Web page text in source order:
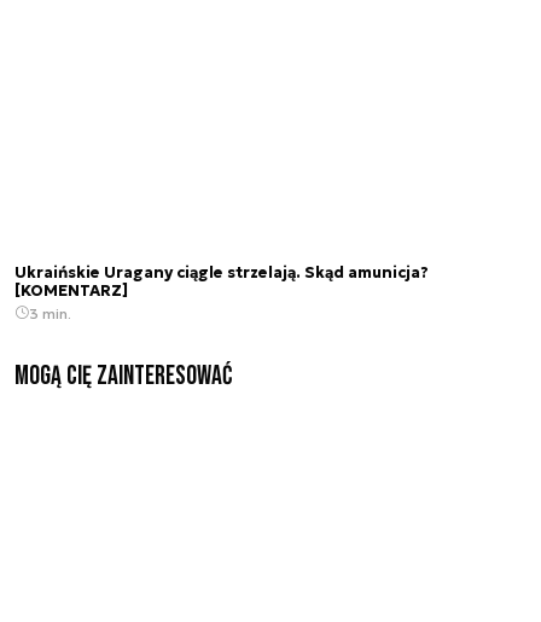
Ukraińskie Uragany ciągle strzelają. Skąd amunicja?
[KOMENTARZ]
3 min.
Mogą Cię zainteresować